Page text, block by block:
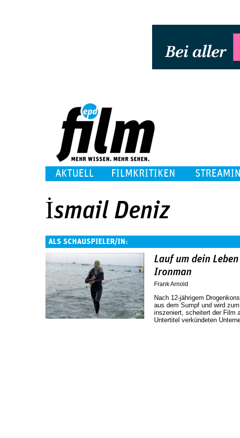
AKTUELL FILMKRITIKEN
İsmail Deniz
ALS SCHAUSPIELER/IN:
Lauf um dein
Ironman
Frank Arnold
Nach 12-jährigem
aus dem Sumpf und wird
inszeniert, scheitert der Film
Untertitel verkündeten